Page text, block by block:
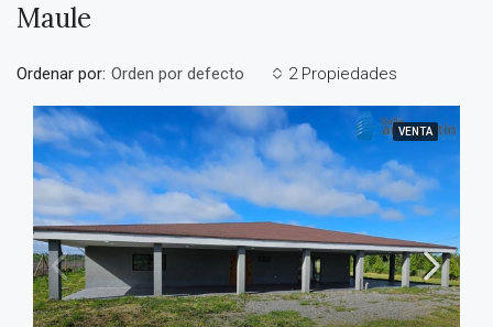
Maule
2 Propiedades
Ordenar por: Orden por defecto
VENTA